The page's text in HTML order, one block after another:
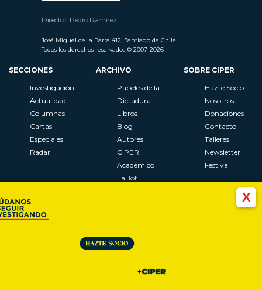
X
Director: Pedro Ramírez
José Miguel de la Barra 412, Santiago de Chile
Todos los derechos reservados © 2007-2026
SECCIONES
Investigación
Actualidad
Columnas
Cartas
Especiales
Radar
ARCHIVO
Papeles de la
Dictadura
Libros
Blog
Autores
CIPER
Académico
LaBot
SOBRE CIPER
Hazte Socio
Nosotros
Donaciones
Contacto
Talleres
Newsletter
Festival